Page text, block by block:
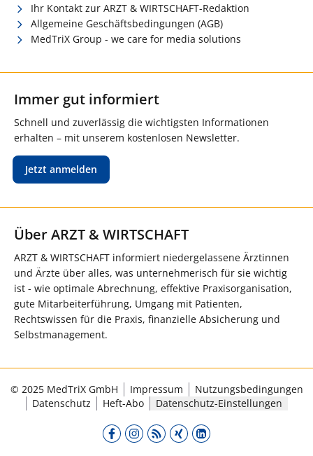
Ihr Kontakt zur ARZT & WIRTSCHAFT-Redaktion
Allgemeine Geschäftsbedingungen (AGB)
MedTriX Group - we care for media solutions
Immer gut informiert
Schnell und zuverlässig die wichtigsten Informationen
erhalten – mit unserem kostenlosen Newsletter.
Jetzt anmelden
Über ARZT & WIRTSCHAFT
ARZT & WIRTSCHAFT informiert niedergelassene Ärztinnen
und Ärzte über alles, was unternehmerisch für sie wichtig
ist - wie optimale Abrechnung, effektive Praxisorganisation,
gute Mitarbeiterführung, Umgang mit Patienten,
Rechtswissen für die Praxis, finanzielle Absicherung und
Selbstmanagement.
© 2025 MedTriX GmbH Impressum
Nutzungsbedingungen
Datenschutz
Heft-Abo Datenschutz-Einstellungen